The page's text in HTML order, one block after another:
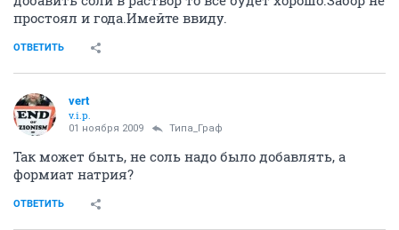
простоял и года.Имейте ввиду.
ОТВЕТИТЬ
vert
v.i.p.
01 ноября 2009 Типа_Граф
Так может быть, не соль надо было добавлять, а
формиат натрия?
ОТВЕТИТЬ